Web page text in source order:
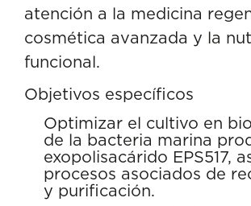
atención a la medicina
cosmética avanzada y la
funcional.
Objetivos específicos
Optimizar el cultivo en
de la bacteria marina
exopolisacárido EPS517,
procesos asociados de
y purificación.